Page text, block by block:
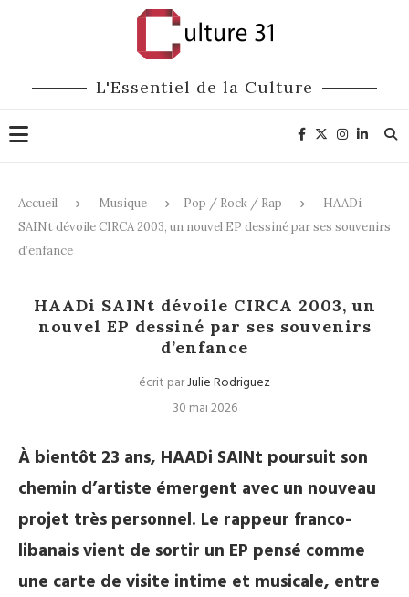
L'Essentiel de la Culture
Accueil Musique Pop / Rock / Rap
HAADi
SAINt dévoile CIRCA 2003, un nouvel EP dessiné par ses souvenirs
d’enfance
Pop / Rock / Rap
HAADi SAINt dévoile CIRCA 2003, un
nouvel EP dessiné par ses souvenirs
d’enfance
écrit parJulie Rodriguez
30 mai 2026
À bientôt 23 ans, HAADi SAINt poursuit son
chemin d’artiste émergent avec un nouveau
projet très personnel. Le rappeur franco-
libanais vient de sortir un EP pensé comme
une carte de visite intime et musicale, entre